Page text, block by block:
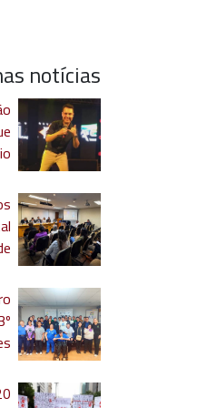
notícias